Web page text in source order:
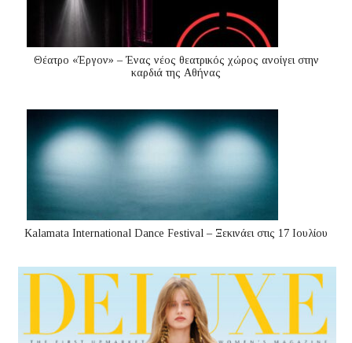
Θέατρο «Έργον» – Ένας νέος θεατρικός χώρος ανοίγει στην
καρδιά της Αθήνας
Kalamata International Dance Festival – Ξεκινάει στις 17 Ιουλίου